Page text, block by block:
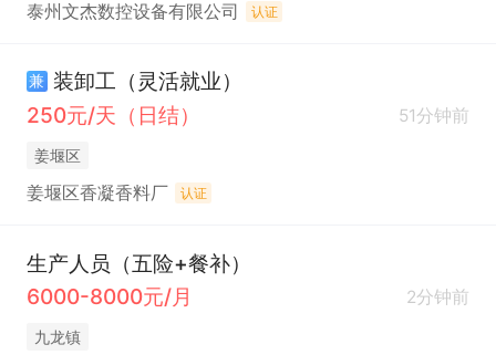
泰州文杰数控设备有限公司 认证
兼 装卸工（灵活就业）
250元/天（日结）
51分钟前
姜堰区
姜堰区香凝香料厂 认证
生产人员（五险+餐补）
6000-8000元/月
2分钟前
九龙镇